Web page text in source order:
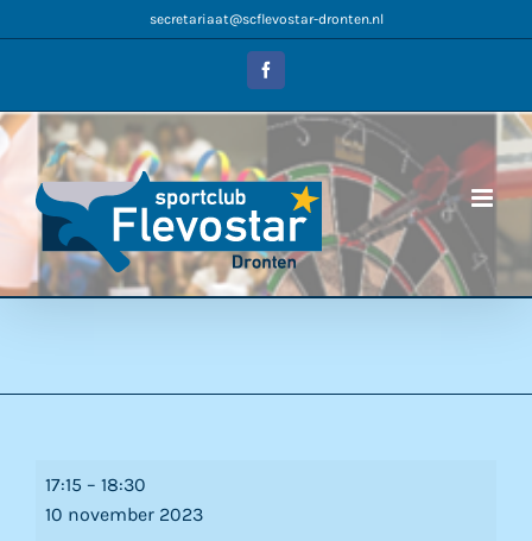
naar
secretariaat@scflevostar-dronten.nl
Facebook
open
dag
17:15 – 18:30
10 november 2023